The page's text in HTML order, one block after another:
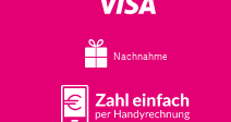
Nachnahme